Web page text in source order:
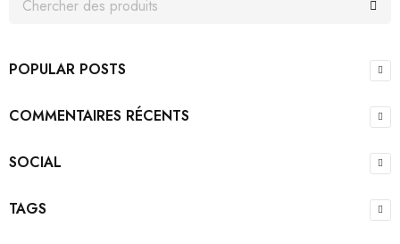
POPULAR POSTS
COMMENTAIRES RÉCENTS
SOCIAL
TAGS